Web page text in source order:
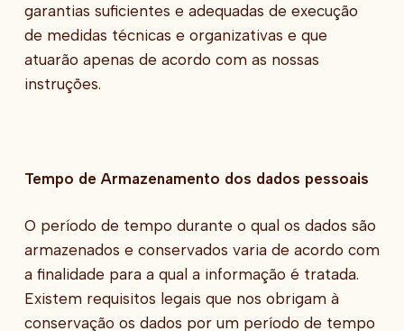
garantias suficientes e adequadas de execução
de medidas técnicas e organizativas e que
atuarão apenas de acordo com as nossas
instruções.
Tempo de Armazenamento dos dados pessoais
O período de tempo durante o qual os dados são
armazenados e conservados varia de acordo com
a finalidade para a qual a informação é tratada.
Existem requisitos legais que nos obrigam à
conservação os dados por um período de tempo